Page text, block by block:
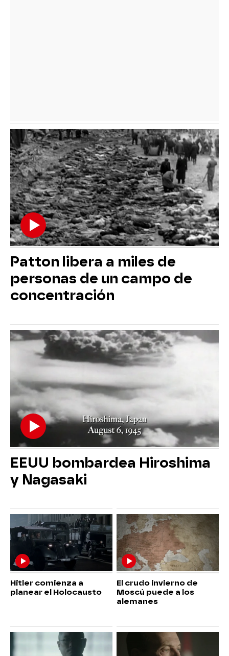
Patton libera a miles de
personas de un campo de
concentración
EEUU bombardea Hiroshima
y Nagasaki
Hitler comienza a
planear el Holocausto
El crudo invierno de
Moscú puede a los
alemanes